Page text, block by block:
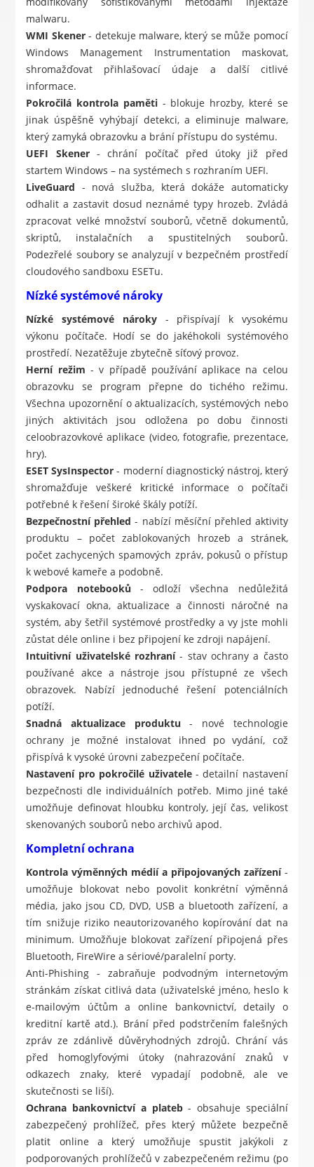
malwaru.
WMI Skener- detekuje malware, který se může pomocí
Windows Management Instrumentation maskovat,
shromažďovat přihlašovací údaje a další citlivé
informace.
Pokročilá kontrola paměti- blokuje hrozby, které se
jinak úspěšně vyhýbají detekci, a eliminuje malware,
který zamyká obrazovku a brání přístupu do systému.
UEFI Skener- chrání počítač před útoky již před
startem Windows – na systémech s rozhraním UEFI.
LiveGuard - nová služba, která dokáže automaticky
odhalit a zastavit dosud neznámé typy hrozeb. Zvládá
zpracovat velké množství souborů, včetně dokumentů,
skriptů, instalačních a spustitelných souborů.
Podezřelé soubory se analyzují v bezpečném prostředí
cloudového sandboxu ESETu.
Nízké systémové nároky
Nízké systémové nároky- přispívají k vysokému
výkonu počítače. Hodí se do jakéhokoli systémového
prostředí. Nezatěžuje zbytečně síťový provoz.
Herní režim - v případě používání aplikace na celou
obrazovku se program přepne do tichého režimu.
Všechna upozornění o aktualizacích, systémových nebo
jiných aktivitách jsou odložena po dobu činnosti
celoobrazovkové aplikace (video, fotografie, prezentace,
hry).
ESET SysInspector - moderní diagnostický nástroj, který
shromažďuje veškeré kritické informace o počítači
potřebné k řešení široké škály potíží.
Bezpečnostní přehled - nabízí měsíční přehled aktivity
produktu – počet zablokovaných hrozeb a stránek,
počet zachycených spamových zpráv, pokusů o přístup
k webové kameře a podobně.
Podpora notebooků - odloží všechna nedůležitá
vyskakovací okna, aktualizace a činnosti náročné na
systém, aby šetřil systémové prostředky a vy jste mohli
zůstat déle online i bez připojení ke zdroji napájení.
Intuitivní uživatelské rozhraní- stav ochrany a často
používané akce a nástroje jsou přístupné ze všech
obrazovek. Nabízí jednoduché řešení potenciálních
potíží.
Snadná aktualizace produktu - nové technologie
ochrany je možné instalovat ihned po vydání, což
přispívá k vysoké úrovni zabezpečení počítače.
Nastavení pro pokročilé uživatele- detailní nastavení
bezpečnosti dle individuálních potřeb. Mimo jiné také
umožňuje definovat hloubku kontroly, její čas, velikost
skenovaných souborů nebo archivů apod.
Kompletní ochrana
Kontrola výměnných médií a připojovaných zařízení-
umožňuje blokovat nebo povolit konkrétní výměnná
média, jako jsou CD, DVD, USB a bluetooth zařízení, a
tím snižuje riziko neautorizovaného kopírování dat na
minimum. Umožňuje blokovat zařízení připojená přes
Bluetooth, FireWire a sériové/paralelní porty.
Anti-Phishing - zabraňuje podvodným internetovým
stránkám získat citlivá data (uživatelské jméno, heslo k
e-mailovým účtům a online bankovnictví, detaily o
kreditní kartě atd.). Brání před podstrčením falešných
zpráv ze zdánlivě důvěryhodných zdrojů. Chrání vás
před homoglyfovými útoky (nahrazování znaků v
odkazech znaky, které vypadají podobně, ale ve
skutečnosti se liší).
Ochrana bankovnictví a plateb- obsahuje speciální
zabezpečený prohlížeč, přes který můžete bezpečně
platit online a který umožňuje spustit jakýkoli z
podporovaných prohlížečů v zabezpečeném režimu (po